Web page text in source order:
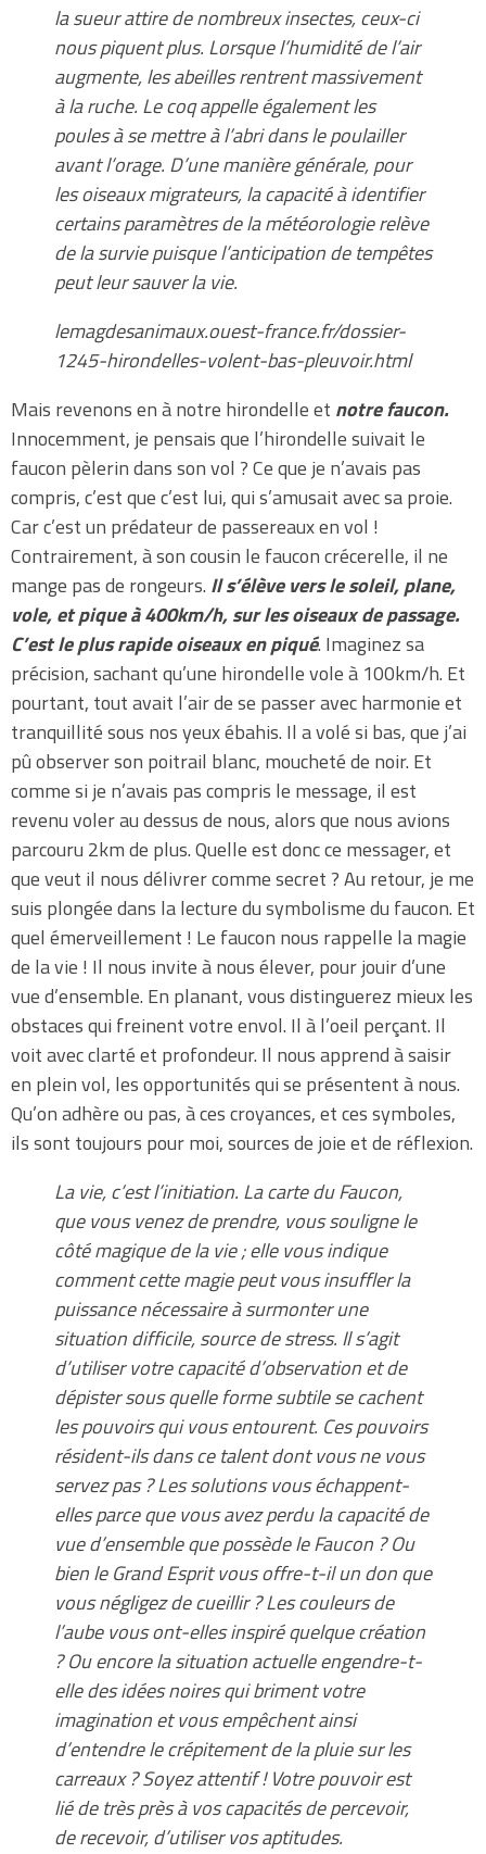
la sueur attire de nombreux insectes, ceux-ci
nous piquent plus. Lorsque l’humidité de l’air
augmente, les abeilles rentrent massivement
à la ruche. Le coq appelle également les
poules à se mettre à l’abri dans le poulailler
avant l’orage. D’une manière générale, pour
les oiseaux migrateurs, la capacité à identifier
certains paramètres de la météorologie relève
de la survie puisque l’anticipation de tempêtes
peut leur sauver la vie.
lemagdesanimaux.ouest-france.fr/dossier-
1245-hirondelles-volent-bas-pleuvoir.html
Mais revenons en à notre hirondelle et notre faucon.
Innocemment, je pensais que l’hirondelle suivait le
faucon pèlerin dans son vol ? Ce que je n’avais pas
compris, c’est que c’est lui, qui s’amusait avec sa proie.
Car c’est un prédateur de passereaux en vol !
Contrairement, à son cousin le faucon crécerelle, il ne
mange pas de rongeurs. Il s’élève vers le soleil, plane,
vole, et pique à 400km/h, sur les oiseaux de passage.
C’est le plus rapide oiseaux en piqué. Imaginez sa
précision, sachant qu’une hirondelle vole à 100km/h. Et
pourtant, tout avait l’air de se passer avec harmonie et
tranquillité sous nos yeux ébahis. Il a volé si bas, que j’ai
pû observer son poitrail blanc, moucheté de noir. Et
comme si je n’avais pas compris le message, il est
revenu voler au dessus de nous, alors que nous avions
parcouru 2km de plus. Quelle est donc ce messager, et
que veut il nous délivrer comme secret ? Au retour, je me
suis plongée dans la lecture du symbolisme du faucon. Et
quel émerveillement ! Le faucon nous rappelle la magie
de la vie ! Il nous invite à nous élever, pour jouir d’une
vue d’ensemble. En planant, vous distinguerez mieux les
obstaces qui freinent votre envol. Il à l’oeil perçant. Il
voit avec clarté et profondeur. Il nous apprend à saisir
en plein vol, les opportunités qui se présentent à nous.
Qu’on adhère ou pas, à ces croyances, et ces symboles,
ils sont toujours pour moi, sources de joie et de réflexion.
La vie, c’est l’initiation. La carte du Faucon,
que vous venez de prendre, vous souligne le
côté magique de la vie ; elle vous indique
comment cette magie peut vous insuffler la
puissance nécessaire à surmonter une
situation difficile, source de stress. Il s’agit
d’utiliser votre capacité d’observation et de
dépister sous quelle forme subtile se cachent
les pouvoirs qui vous entourent. Ces pouvoirs
résident-ils dans ce talent dont vous ne vous
servez pas ? Les solutions vous échappent-
elles parce que vous avez perdu la capacité de
vue d’ensemble que possède le Faucon ? Ou
bien le Grand Esprit vous offre-t-il un don que
vous négligez de cueillir ? Les couleurs de
l’aube vous ont-elles inspiré quelque création
? Ou encore la situation actuelle engendre-t-
elle des idées noires qui briment votre
imagination et vous empêchent ainsi
d’entendre le crépitement de la pluie sur les
carreaux ? Soyez attentif ! Votre pouvoir est
lié de très près à vos capacités de percevoir,
de recevoir, d’utiliser vos aptitudes.